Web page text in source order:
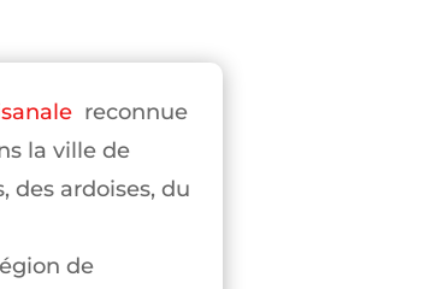
reconnue
la ville de
des ardoises, du
de